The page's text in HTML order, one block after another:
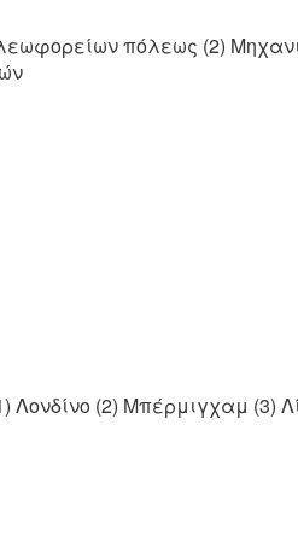
πόλεως (2)
(2) Μπέρμιγχαμ (3)